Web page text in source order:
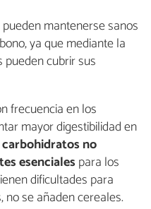
mantenerse sanos
ya que mediante la
cubrir sus
frecuencia en los
mayor digestibilidad en
no
esenciales para los
dificultades para
no se añaden cereales.